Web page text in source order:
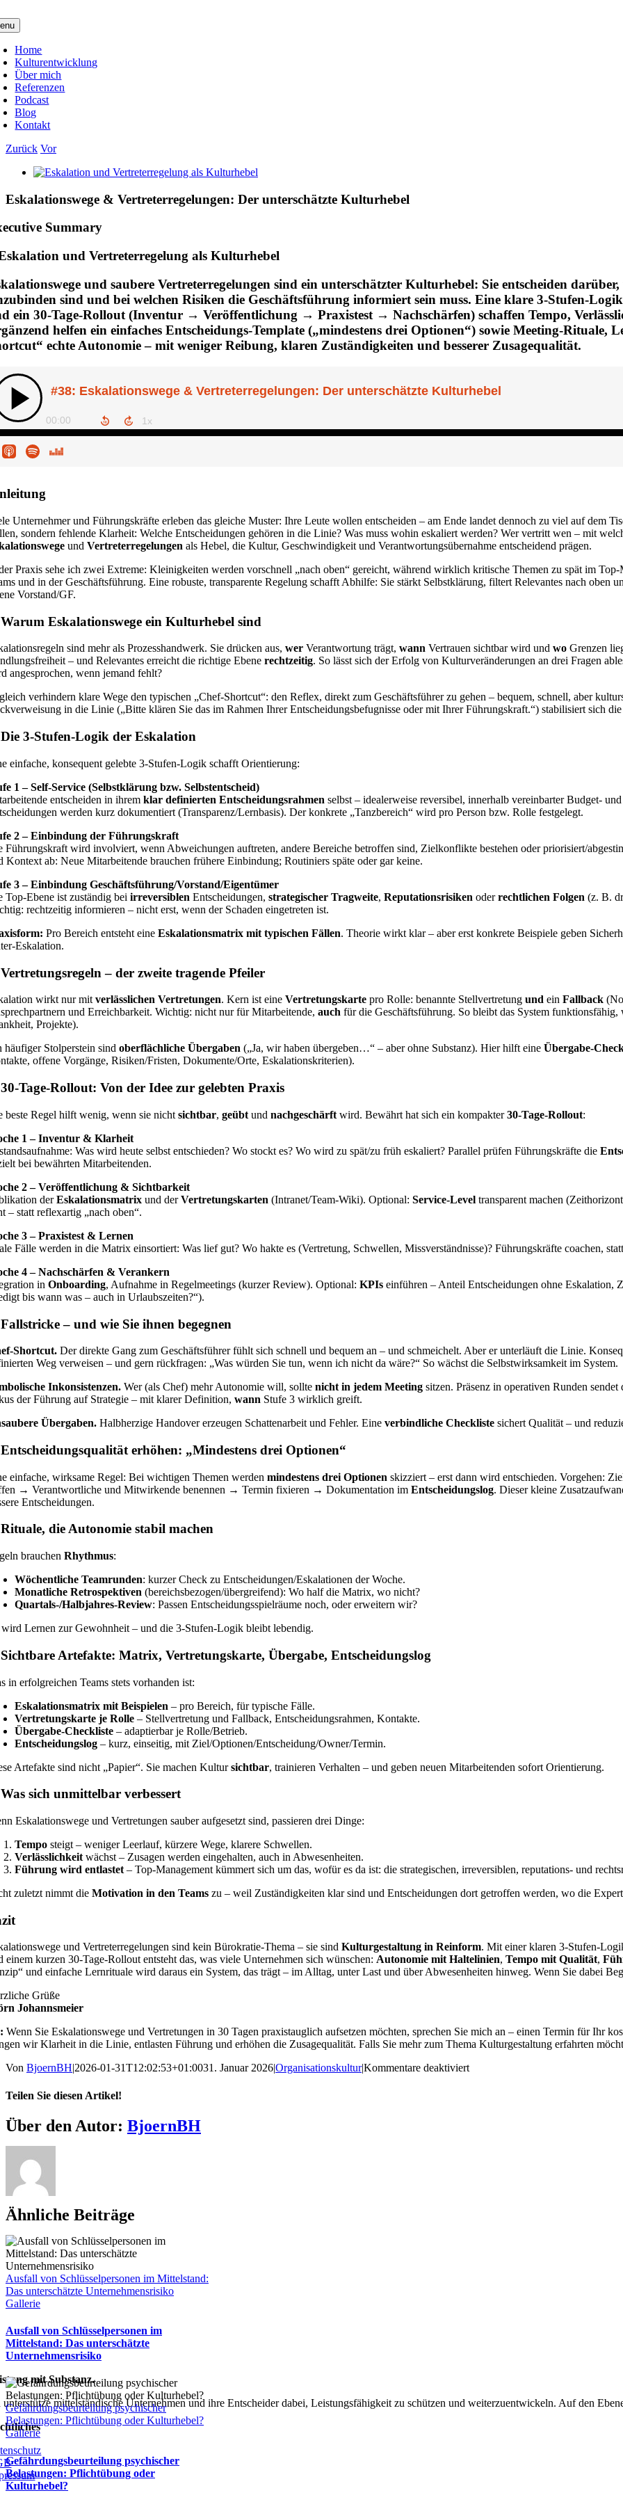
Inhalt
springen
Home
Kulturentwicklung
Über mich
Referenzen
Podcast
Blog
Kontakt
Zurück Vor
Zeige
Bild
Eskalationswege & Vertreterregelungen: Der unterschätzte Kulturhebel
Summary
und saubere Vertreterregelungen sind ein unterschätzter Kulturhebel: Sie entscheiden
sind und bei welchen Risiken die Geschäftsführung informiert sein muss. Eine klare 3-Stufen-
ein 30-Tage-Rollout (Inventur → Veröffentlichung → Praxistest → Nachschärfen) schaffen Tempo,
helfen ein einfaches Entscheidungs-Template („mindestens drei Optionen“) sowie Meeting-Rituale,
echte Autonomie – mit weniger Reibung, klaren Zuständigkeiten und besserer Zusagequalität.
Unternehmer und Führungskräfte erleben das gleiche Muster: Ihre Leute wollen entscheiden – am Ende landet dennoch zu viel auf dem
sondern fehlende Klarheit: Welche Entscheidungen gehören in die Linie? Was muss wohin eskaliert werden? Wer vertritt wen – mit
undVertreterregelungen als Hebel, die Kultur, Geschwindigkeit und Verantwortungsübernahme entscheidend prägen.
Praxis sehe ich zwei Extreme: Kleinigkeiten werden vorschnell „nach oben“ gereicht, während wirklich kritische Themen zu spät im
und in der Geschäftsführung. Eine robuste, transparente Regelung schafft Abhilfe: Sie stärkt Selbstklärung, filtert Relevantes nach oben
Vorstand/GF.
Eskalationswege ein Kulturhebel sind
sind mehr als Prozesshandwerk. Sie drücken aus,wer Verantwortung trägt,wann Vertrauen sichtbar wird undwo Grenzen
– und Relevantes erreicht die richtige Ebenerechtzeitig. So lässt sich der Erfolg von Kulturveränderungen an drei Fragen
angesprochen, wenn jemand fehlt?
verhindern klare Wege den typischen „Chef-Shortcut“: den Reflex, direkt zum Geschäftsführer zu gehen – bequem, schnell, aber
in die Linie („Bitte klären Sie das im Rahmen Ihrer Entscheidungsbefugnisse oder mit Ihrer Führungskraft.“) stabilisiert sich
3-Stufen-Logik der Eskalation
einfache, konsequent gelebte 3-Stufen-Logik schafft Orientierung:
1 – Self-Service (Selbstklärung bzw. Selbstentscheid)
entscheiden in ihremklar definierten Entscheidungsrahmen selbst – idealerweise reversibel, innerhalb vereinbarter Budget-
werden kurz dokumentiert (Transparenz/Lernbasis). Der konkrete „Tanzbereich“ wird pro Person bzw. Rolle festgelegt.
2 – Einbindung der Führungskraft
Führungskraft wird involviert, wenn Abweichungen auftreten, andere Bereiche betroffen sind, Zielkonflikte bestehen oder priorisiert/
Kontext ab: Neue Mitarbeitende brauchen frühere Einbindung; Routiniers späte oder gar keine.
3 – Einbindung Geschäftsführung/Vorstand/Eigentümer
Top-Ebene ist zuständig beiirreversiblen Entscheidungen,strategischer Tragweite,Reputationsrisiken oderrechtlichen Folgen (z. B.
rechtzeitig informieren – nicht erst, wenn der Schaden eingetreten ist.
Pro Bereich entsteht eineEskalationsmatrix mit typischen Fällen. Theorie wirkt klar – aber erst konkrete Beispiele geben
Eskalation.
– der zweite tragende Pfeiler
wirkt nur mitverlässlichen Vertretungen. Kern ist eineVertretungskarte pro Rolle: benannte Stellvertretungund einFallback
und Erreichbarkeit. Wichtig: nicht nur für Mitarbeitende,auch für die Geschäftsführung. So bleibt das System
Projekte).
häufiger Stolperstein sindoberflächliche Übergaben („Ja, wir haben übergeben…“ – aber ohne Substanz). Hier hilft eineÜbergabe-
offene Vorgänge, Risiken/Fristen, Dokumente/Orte, Eskalationskriterien).
Tage-Rollout: Von der Idee zur gelebten Praxis
beste Regel hilft wenig, wenn sie nichtsichtbar,geübt undnachgeschärft wird. Bewährt hat sich ein kompakter30-Tage-Rollout:
1 – Inventur & Klarheit
Was wird heute selbst entschieden? Wo stockt es? Wo wird zu spät/zu früh eskaliert? Parallel prüfen Führungskräfte die
bei bewährten Mitarbeitenden.
2 – Veröffentlichung & Sichtbarkeit
derEskalationsmatrix und derVertretungskarten (Intranet/Team-Wiki). Optional:Service-Level transparent machen
– statt reflexartig „nach oben“.
3 – Praxistest & Lernen
Fälle werden in die Matrix einsortiert: Was lief gut? Wo hakte es (Vertretung, Schwellen, Missverständnisse)? Führungskräfte coachen,
4 – Nachschärfen & Verankern
inOnboarding, Aufnahme in Regelmeetings (kurzer Review). Optional:KPIs einführen – Anteil Entscheidungen ohne Eskalation,
bis wann was – auch in Urlaubszeiten?“).
– und wie Sie ihnen begegnen
Shortcut. Der direkte Gang zum Geschäftsführer fühlt sich schnell und bequem an – und schmeichelt. Aber er unterläuft die Linie.
Weg verweisen – und gern rückfragen: „Was würden Sie tun, wenn ich nicht da wäre?“ So wächst die Selbstwirksamkeit im System.
Inkonsistenzen. Wer (als Chef) mehr Autonomie will, solltenicht in jedem Meeting sitzen. Präsenz in operativen Runden
der Führung auf Strategie – mit klarer Definition,wann Stufe 3 wirklich greift.
Übergaben. Halbherzige Handover erzeugen Schattenarbeit und Fehler. Eineverbindliche Checkliste sichert Qualität – und
erhöhen: „Mindestens drei Optionen“
einfache, wirksame Regel: Bei wichtigen Themen werdenmindestens drei Optionen skizziert – erst dann wird entschieden. Vorgehen:
→ Verantwortliche und Mitwirkende benennen → Termin fixieren → Dokumentation imEntscheidungslog. Dieser kleine
Entscheidungen.
die Autonomie stabil machen
brauchenRhythmus:
Wöchentliche Teamrunden: kurzer Check zu Entscheidungen/Eskalationen der Woche.
Monatliche Retrospektiven (bereichsbezogen/übergreifend): Wo half die Matrix, wo nicht?
Quartals-/Halbjahres-Review: Passen Entscheidungsspielräume noch, oder erweitern wir?
wird Lernen zur Gewohnheit – und die 3-Stufen-Logik bleibt lebendig.
Artefakte: Matrix, Vertretungskarte, Übergabe, Entscheidungslog
in erfolgreichen Teams stets vorhanden ist:
Eskalationsmatrix mit Beispielen – pro Bereich, für typische Fälle.
Vertretungskarte je Rolle – Stellvertretung und Fallback, Entscheidungsrahmen, Kontakte.
Übergabe-Checkliste – adaptierbar je Rolle/Betrieb.
Entscheidungslog – kurz, einseitig, mit Ziel/Optionen/Entscheidung/Owner/Termin.
Artefakte sind nicht „Papier“. Sie machen Kultursichtbar, trainieren Verhalten – und geben neuen Mitarbeitenden sofort Orientierung.
sich unmittelbar verbessert
Eskalationswege und Vertretungen sauber aufgesetzt sind, passieren drei Dinge:
Tempo steigt – weniger Leerlauf, kürzere Wege, klarere Schwellen.
Verlässlichkeit wächst – Zusagen werden eingehalten, auch in Abwesenheiten.
Führung wird entlastet – Top-Management kümmert sich um das, wofür es da ist: die strategischen, irreversiblen, reputations- und
zuletzt nimmt dieMotivation in den Teams zu – weil Zuständigkeiten klar sind und Entscheidungen dort getroffen werden, wo die
und Vertreterregelungen sind kein Bürokratie-Thema – sie sindKulturgestaltung in Reinform. Mit einer klaren 3-Stufen-
einem kurzen 30-Tage-Rollout entsteht das, was viele Unternehmen sich wünschen:Autonomie mit Haltelinien,Tempo mit Qualität,
und einfache Lernrituale wird daraus ein System, das trägt – im Alltag, unter Last und über Abwesenheiten hinweg. Wenn Sie dabei
Grüße
Johannsmeier
Wenn Sie Eskalationswege und Vertretungen in 30 Tagen praxistauglich aufsetzen möchten, sprechen Sie mich an – einen Termin für Ihr
wir Klarheit in die Linie, entlasten Führung und erhöhen die Zusagequalität. Falls Sie mehr zum Thema Kulturgestaltung erfahrten
Von BjoernBH|2026-01-31T12:02:53+01:0031. Januar 2026|Organisationskultur|Kommentare deaktiviertfür
Teilen Sie diesen Artikel!
Facebook
X
Reddit
LinkedIn
WhatsApp
Telegram
Tumblr
Pinterest
Vk
Xing
E-
Mail
Über den Autor: BjoernBH
Ähnliche Beiträge
Ausfall von Schlüsselpersonen im Mittelstand:
Das unterschätzte Unternehmensrisiko
Gallerie
Ausfall von Schlüsselpersonen im
Mittelstand: Das unterschätzte
Unternehmensrisiko
Gefährdungsbeurteilung psychischer
Belastungen: Pflichtübung oder Kulturhebel?
Gallerie
Gefährdungsbeurteilung psychischer
Belastungen: Pflichtübung oder
Kulturhebel?
mit Substanz.
unterstütze mittelständische Unternehmen und ihre Entscheider dabei, Leistungsfähigkeit zu schützen und weiterzuentwickeln. Auf den